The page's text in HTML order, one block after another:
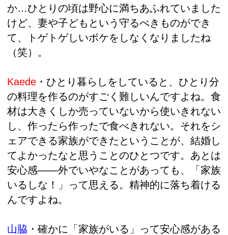
か…ひとりの頃は野心に満ちあふれていました
けど、妻や子どもという守るべきものができ
て、トゲトゲしいボケをしなくなりましたね
（笑）。
Kaede ・ひとり暮らしをしていると、ひとり分
の料理を作るのがすごく難しいんですよね。食
材は大きくしか売っていないから使いきれない
し、作ったら作ったで食べきれない。それをシ
ェアできる家族ができたということが、結婚し
てよかったなと思うことのひとつです。あとは
安心感――外でいやなことがあっても、「家族
いるしな！」って思える。精神的に落ち着ける
んですよね。
山脇 ・ 確かに「家族がいる」って安心感がある